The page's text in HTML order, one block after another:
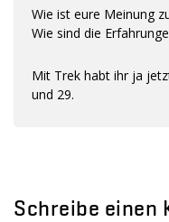
Wie ist eure Meinung
Wie sind die
Mit Trek habt ihr ja
und 29.
Schreibe einen